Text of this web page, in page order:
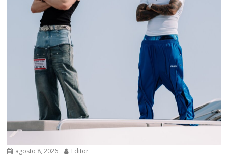
agosto 8, 2026 Editor